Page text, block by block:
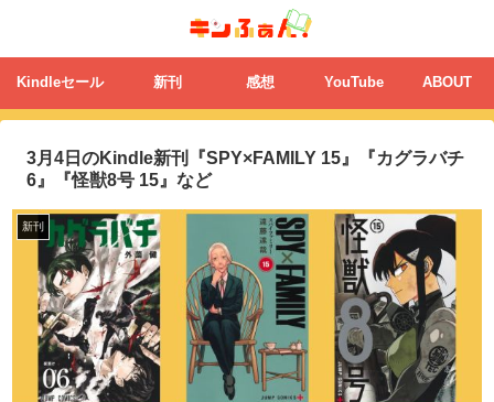
Kindleセール 新刊 感想 YouTube ABOUT
3月4日のKindle新刊『SPY×FAMILY 15』『カグラバチ
6』『怪獣8号 15』など
新刊